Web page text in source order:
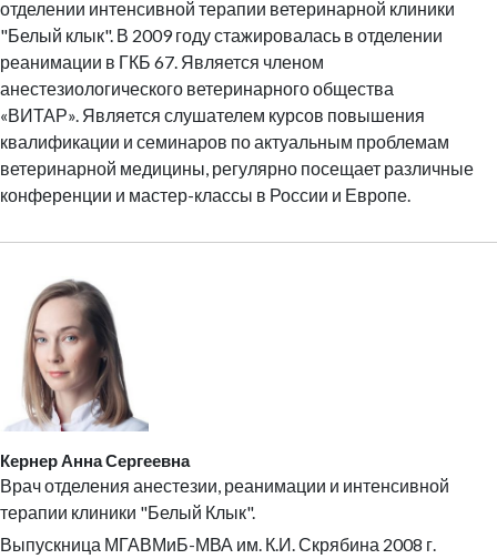
отделении интенсивной терапии ветеринарной клиники
"Белый клык". В 2009 году стажировалась в отделении
реанимации в ГКБ 67. Является членом
анестезиологического ветеринарного общества
«ВИТАР». Является слушателем курсов повышения
квалификации и семинаров по актуальным проблемам
ветеринарной медицины, регулярно посещает различные
конференции и мастер-классы в России и Европе.
Кернер Анна Сергеевна
Врач отделения анестезии, реанимации и интенсивной
терапии клиники "Белый Клык".
Выпускница МГАВМиБ-МВА им. К.И. Скрябина 2008 г.